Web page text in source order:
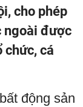
cho phép
ngoài được
chức, cá
động sản